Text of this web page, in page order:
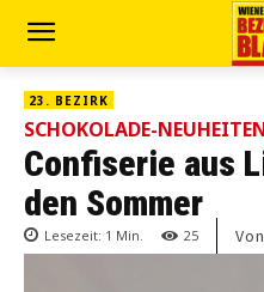
23. BEZIRK
SCHOKOLADE-
Confiserie aus
den Sommer
Lesezeit: 1 Min. 25 Von